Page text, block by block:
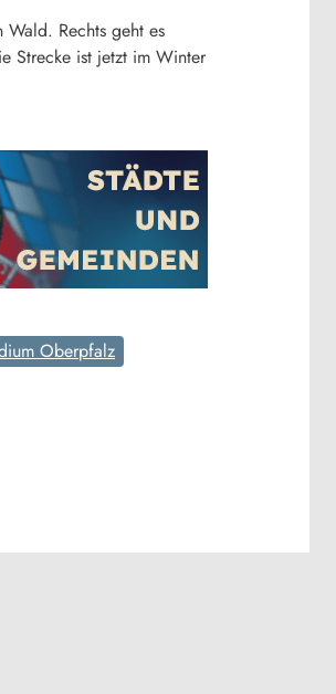
Rechts geht es
Strecke ist jetzt im Winter
Oberpfalz